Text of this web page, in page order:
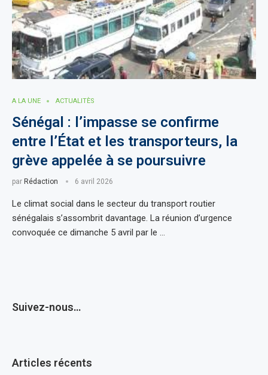
A LA UNE ACTUALITÈS
Sénégal : l’impasse se confirme
entre l’État et les transporteurs, la
grève appelée à se poursuivre
par Rédaction 6 avril 2026
Le climat social dans le secteur du transport routier
sénégalais s’assombrit davantage. La réunion d’urgence
convoquée ce dimanche 5 avril par le …
Suivez-nous…
Articles récents